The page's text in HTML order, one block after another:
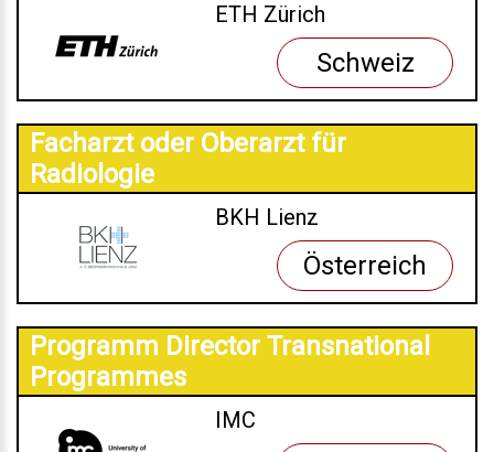
ETH Zürich
Schweiz
Facharzt oder Oberarzt für
Radiologie
BKH Lienz
Österreich
Programm Director Transnational
Programmes
IMC